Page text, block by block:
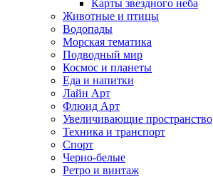
Карты звездного неба
Животные и птицы
Водопады
Морская тематика
Подводный мир
Космос и планеты
Еда и напитки
Лайн Арт
Флюид Арт
Увеличивающие пространство
Техника и транспорт
Спорт
Черно-белые
Ретро и винтаж